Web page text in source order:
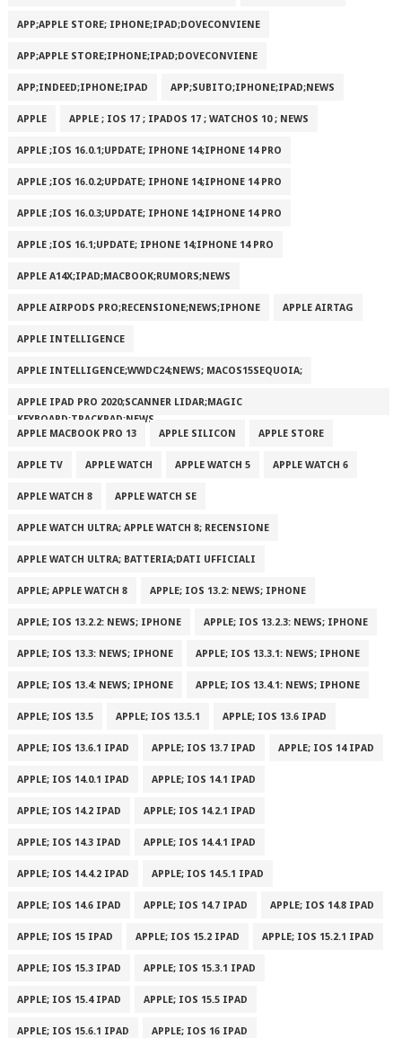
APP;APPLE STORE; IPHONE;IPAD;DOVECONVIENE
APP;APPLE STORE;IPHONE;IPAD;DOVECONVIENE
APP;INDEED;IPHONE;IPAD APP;SUBITO;IPHONE;IPAD;NEWS
APPLE APPLE ; IOS 17 ; IPADOS 17 ; WATCHOS 10 ; NEWS
APPLE ;IOS 16.0.1;UPDATE; IPHONE 14;IPHONE 14 PRO
APPLE ;IOS 16.0.2;UPDATE; IPHONE 14;IPHONE 14 PRO
APPLE ;IOS 16.0.3;UPDATE; IPHONE 14;IPHONE 14 PRO
APPLE ;IOS 16.1;UPDATE; IPHONE 14;IPHONE 14 PRO
APPLE A14X;IPAD;MACBOOK;RUMORS;NEWS
APPLE AIRPODS PRO;RECENSIONE;NEWS;IPHONE APPLE AIRTAG
APPLE INTELLIGENCE
APPLE INTELLIGENCE;WWDC24;NEWS; MACOS15SEQUOIA;
APPLE IPAD PRO 2020;SCANNER LIDAR;MAGIC
KEYBOARD;TRACKPAD;NEWS
APPLE MACBOOK PRO 13
APPLE SILICON APPLE STORE
APPLE TV APPLE WATCH APPLE WATCH 5 APPLE WATCH 6
APPLE WATCH 8 APPLE WATCH SE
APPLE WATCH ULTRA; APPLE WATCH 8; RECENSIONE
APPLE WATCH ULTRA; BATTERIA;DATI UFFICIALI
APPLE; APPLE WATCH 8 APPLE; IOS 13.2: NEWS; IPHONE
APPLE; IOS 13.2.2: NEWS; IPHONE APPLE; IOS 13.2.3: NEWS; IPHONE
APPLE; IOS 13.3: NEWS; IPHONE APPLE; IOS 13.3.1: NEWS; IPHONE
APPLE; IOS 13.4: NEWS; IPHONE APPLE; IOS 13.4.1: NEWS; IPHONE
APPLE; IOS 13.5 APPLE; IOS 13.5.1 APPLE; IOS 13.6 IPAD
APPLE; IOS 13.6.1 IPAD APPLE; IOS 13.7 IPAD APPLE; IOS 14 IPAD
APPLE; IOS 14.0.1 IPAD APPLE; IOS 14.1 IPAD
APPLE; IOS 14.2 IPAD APPLE; IOS 14.2.1 IPAD
APPLE; IOS 14.3 IPAD APPLE; IOS 14.4.1 IPAD
APPLE; IOS 14.4.2 IPAD APPLE; IOS 14.5.1 IPAD
APPLE; IOS 14.6 IPAD APPLE; IOS 14.7 IPAD APPLE; IOS 14.8 IPAD
APPLE; IOS 15 IPAD APPLE; IOS 15.2 IPAD APPLE; IOS 15.2.1 IPAD
APPLE; IOS 15.3 IPAD APPLE; IOS 15.3.1 IPAD
APPLE; IOS 15.4 IPAD APPLE; IOS 15.5 IPAD
APPLE; IOS 15.6.1 IPAD APPLE; IOS 16 IPAD